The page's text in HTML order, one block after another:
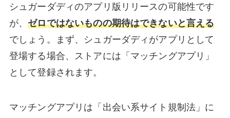
シュガーダディのアプリ版リリースの可能性です
が、ゼロではないものの期待はできないと言える
でしょう。まず、シュガーダディがアプリとして
登場する場合、ストアには「マッチングアプリ」
として登録されます。
マッチングアプリは「出会い系サイト規制法」に